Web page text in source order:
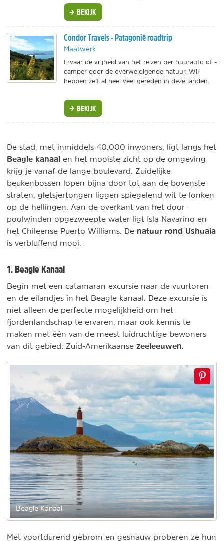
BEKIJK
Condor Travels - Patagonië roadtrip
Maatwerk
Ervaar de vrijheid van het reizen per huurauto of -
camper door de overweldigende natuur. Wij
hebben zelf al heel veel gereden in deze landen.
BEKIJK
De stad, met inmiddels 40.000 inwoners, ligt langs het
Beagle kanaal en het mooiste zicht op de omgeving
krijg je vanaf de lange boulevard. Zuidelijke
beukenbossen lopen bijna door tot aan de bovenste
straten, gletsjertongen liggen spiegelend wit te lonken
op de hellingen. Aan de overkant van het door
poolwinden opgezweepte water ligt Isla Navarino en
het Chileense Puerto Williams. De natuur rond Ushuaia
is verbluffend mooi.
1. Beagle Kanaal
Begin met een catamaran excursie naar de vuurtoren
en de eilandjes in het Beagle kanaal. Deze excursie is
niet alleen de perfecte mogelijkheid om het
fjordenlandschap te ervaren, maar ook kennis te
maken met één van de meest luidruchtige bewoners
van dit gebied: Zuid-Amerikaanse zeeleeuwen
Beagle Kanaal
Met voortdurend gebrom en gesnauw proberen ze hun